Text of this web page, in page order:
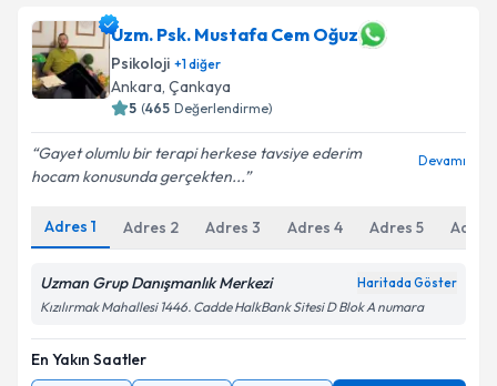
Uzm. Psk. Mustafa Cem Oğuz
Psikoloji +1diğer
Ankara, Çankaya
5 (465 Değerlendirme)
Gayet olumlu bir terapi herkese tavsiye ederim
hocam konusunda gerçekten...
Devamı
Adres 1 Adres 2 Adres 3 Adres 4 Adres 5 Adres
Uzman Grup Danışmanlık Merkezi Haritada Göster
Kızılırmak Mahallesi 1446. Cadde HalkBank Sitesi D Blok A numara
En Yakın Saatler